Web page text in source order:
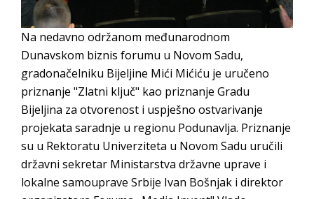
Na nedavno održanom međunarodnom
Dunavskom biznis forumu u Novom Sadu,
gradonačelniku Bijeljine Mići Mićiću je uručeno
priznanje "Zlatni ključ" kao priznanje Gradu
Bijeljina za otvorenost i uspješno ostvarivanje
projekata saradnje u regionu Podunavlja. Priznanje
su u Rektoratu Univerziteta u Novom Sadu uručili
državni sekretar Ministarstva državne uprave i
lokalne samouprave Srbije Ivan Bošnjak i direktor